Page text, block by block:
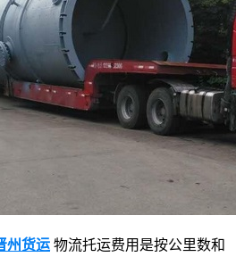
州货运 物流托运费用是按公里数和